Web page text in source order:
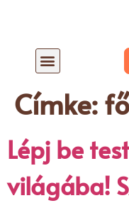
Címke:
Lépj be
világába!